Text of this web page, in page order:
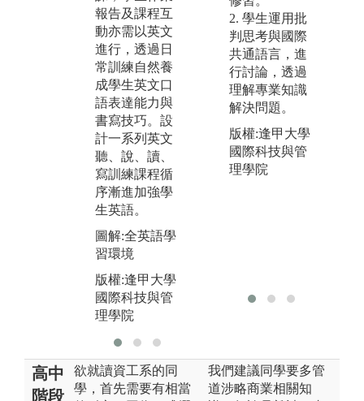
報告及課程互
動亦需以英文
進行，透過日
常訓練自然養
成學生英文口
語表達能力與
書寫技巧。設
計一系列英文
聽、說、讀、
寫訓練課程循
序漸進加強學
生英語。
圖解:全英語學
習環境
版權:逢甲大學
國際科技與管
理學院
n)、執行(Imple
ment)、操作(O
perate)，來獲
得專業知識、
累積技術經
驗、發展溝通
能力、學會團
隊合作。
圖解:CDIO學
習方法
2. 學生運用批
判思考與國際
共通語言，進
行討論，透過
理解專業知識
解決問題。
版權:逢甲大學
國際科技與管
理學院
高中
階段
欲就讀資工系的同
學，首先需要有相當
我們建議同學要多管
道涉略商業相關知